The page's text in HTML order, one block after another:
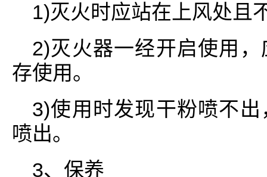
1)灭火时应站在上风处且
2)灭火器一经开启使用
存使用。
3)使用时发现干粉喷不
喷出。
3、保养